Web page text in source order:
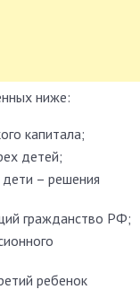
ниже:
капитала;
детей;
– решения
гражданство РФ;
ребенок